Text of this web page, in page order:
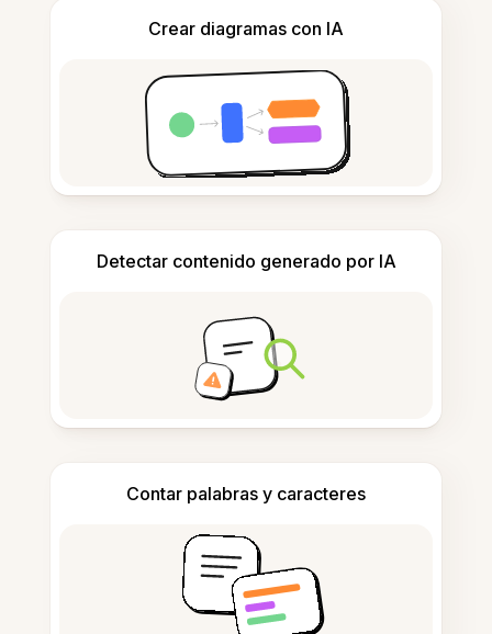
Crear diagramas con IA
Detectar contenido generado por IA
Contar palabras y caracteres